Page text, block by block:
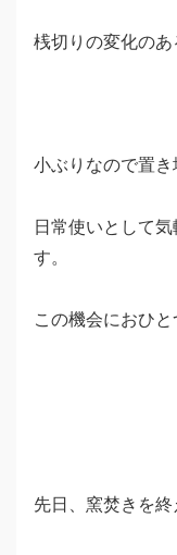
桟切りの変化のあ
小ぶりなので置き
日常使いとして
す。
この機会におひと
先日、窯焚きを終